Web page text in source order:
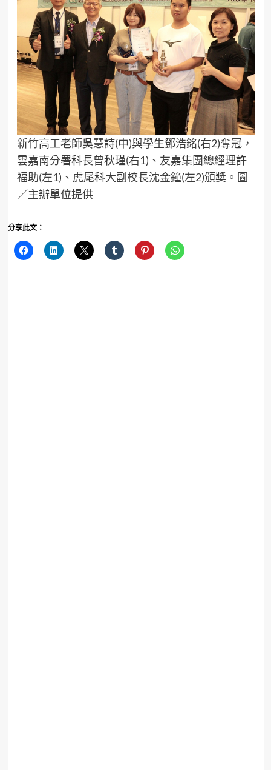
新竹高工老師吳慧詩(中)與學生鄧浩銘(右2)奪冠，
雲嘉南分署科長曾秋瑾(右1)、友嘉集團總經理許
福助(左1)、虎尾科大副校長沈金鐘(左2)頒獎。圖
／主辦單位提供
分享此文：